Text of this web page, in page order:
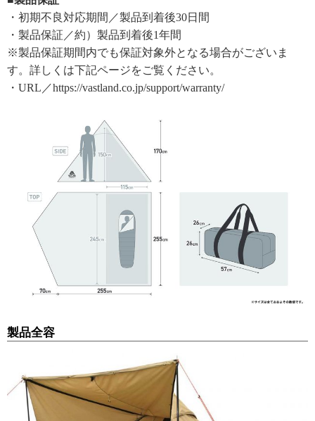
・初期不良対応期間／製品到着後30日間
・製品保証／約）製品到着後1年間
※製品保証期間内でも保証対象外となる場合がございま
す。詳しくは下記ページをご覧ください。
・URL／https://vastland.co.jp/support/warranty/
製品全容